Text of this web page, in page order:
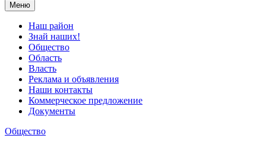
Меню
Наш район
Знай наших!
Общество
Область
Власть
Реклама и объявления
Наши контакты
Коммерческое предложение
Документы
Общество